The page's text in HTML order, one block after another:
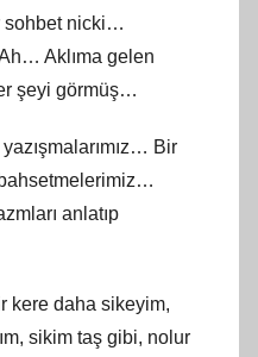
sohbet nicki…
Aklıma gelen
şeyi görmüş…
Bir
anlatıp
kere daha sikeyim,
sikim taş gibi, nolur